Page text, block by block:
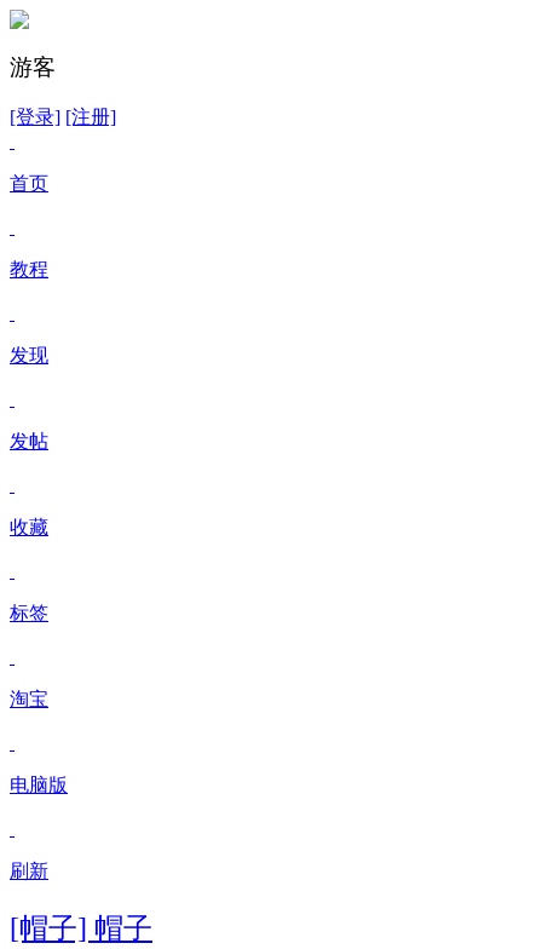
游客
[登录] [注册]
首页
教程
发现
发帖
收藏
标签
淘宝
电脑版
刷新
[帽子] 帽子